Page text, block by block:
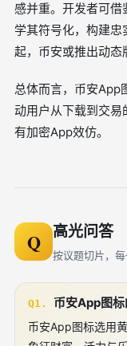
感并重。开发者可
学其符号化，构建
起，币安或推出动态
总体而言，币安App
动用户从下载到交
有加密App效仿。
Q 高光问答
按议题切片，
Q1. 币安App图标
币安App图标选用